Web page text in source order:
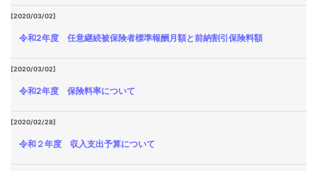
[2020/03/02]
令和2年度 任意継続被保険者標準報酬月額と前納割引保険料額
[2020/03/02]
令和2年度 保険料率について
[2020/02/28]
令和２年度 収入支出予算について